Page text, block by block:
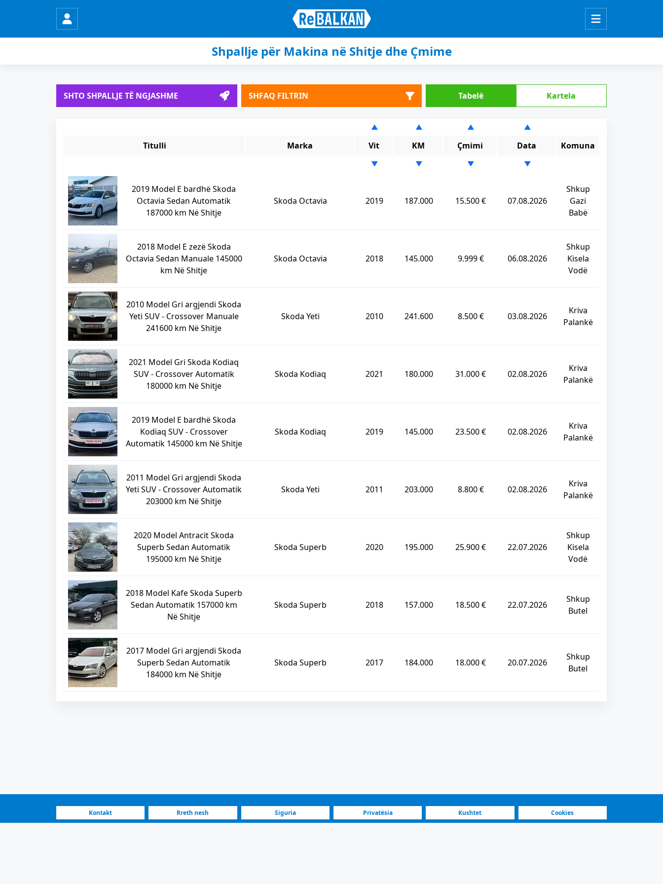
Shpallje për Makina në Shitje dhe Çmime
SHTO SHPALLJE TË NGJASHME SHFAQ FILTRIN Tabelë Kartela
▲ ▲ ▲ ▲
Titulli Marka Vit KM Çmimi Data Komuna
▼ ▼ ▼ ▼
2019 Model E bardhë Skoda
Octavia Sedan Automatik
187000 km Në Shitje
Skoda Octavia 2019 187.000 15.500 € 07.08.2026
Shkup
Gazi
Babë
2018 Model E zezë Skoda
Octavia Sedan Manuale 145000
km Në Shitje
Skoda Octavia 2018 145.000 9.999 € 06.08.2026
Shkup
Kisela
Vodë
2010 Model Gri argjendi Skoda
Yeti SUV - Crossover Manuale
241600 km Në Shitje
Skoda Yeti 2010 241.600 8.500 € 03.08.2026
Kriva
Palankë
2021 Model Gri Skoda Kodiaq
SUV - Crossover Automatik
180000 km Në Shitje
Skoda Kodiaq 2021 180.000 31.000 € 02.08.2026
Kriva
Palankë
2019 Model E bardhë Skoda
Kodiaq SUV - Crossover
Automatik 145000 km Në Shitje
Skoda Kodiaq 2019 145.000 23.500 € 02.08.2026
Kriva
Palankë
2011 Model Gri argjendi Skoda
Yeti SUV - Crossover Automatik
203000 km Në Shitje
Skoda Yeti 2011 203.000 8.800 € 02.08.2026
Kriva
Palankë
2020 Model Antracit Skoda
Superb Sedan Automatik
195000 km Në Shitje
Skoda Superb 2020 195.000 25.900 € 22.07.2026
Shkup
Kisela
Vodë
2018 Model Kafe Skoda Superb
Sedan Automatik 157000 km
Në Shitje
Skoda Superb 2018 157.000 18.500 € 22.07.2026
Shkup
Butel
2017 Model Gri argjendi Skoda
Superb Sedan Automatik
184000 km Në Shitje
Skoda Superb 2017 184.000 18.000 € 20.07.2026
Shkup
Butel
Kontakt Rreth nesh Siguria Privatësia Kushtet Cookies